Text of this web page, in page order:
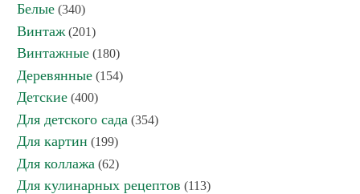
Белые (340)
Винтаж (201)
Винтажные (180)
Деревянные (154)
Детские (400)
Для детского сада (354)
Для картин (199)
Для коллажа (62)
Для кулинарных рецептов (113)